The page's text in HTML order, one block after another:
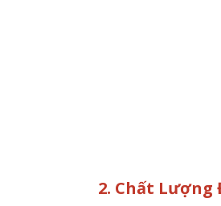
2. Chất Lượng